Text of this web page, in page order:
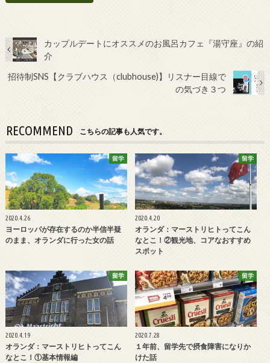
カップルデートにオススメのお風呂カフェ『湯守座』の紹
介
招待制SNS【クラブハウス（clubhouse)】リスナー目線で
の気づき３つ
RECOMMEND こちらの記事も人気です。
留学
2020.4.26
ヨーロッパが存在するのか半信半疑
のまま、オランダに行った女の話
留学
2020.4.20
オランダ：マーストリヒトってこん
なとこ！②観光地、コアなおすすめ
スポット
留学
2020.4.19
オランダ：マーストリヒトってこん
なとこ！①基本情報編
留学
2020.7.28
１年前、留学先で摂食障害になりか
けた話